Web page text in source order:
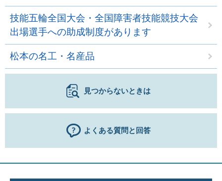
技能五輪全国大会・全国障害者技能競技大会
出場選手への助成制度があります
松本の名工・名産品
見つからないときは
よくある質問と回答